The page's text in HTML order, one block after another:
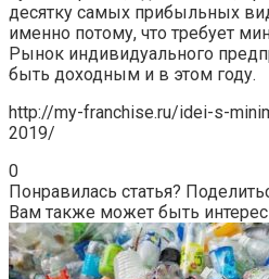
десятку самых прибыльных
именно потому, что требует
Рынок индивидуального
быть доходным и в этом году.
http://my-franchise.ru/idei-s-
2019/
0
Понравилась статья?
Вам также может быть